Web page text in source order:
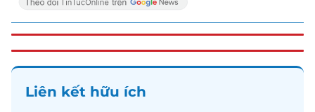
Liên kết hữu ích